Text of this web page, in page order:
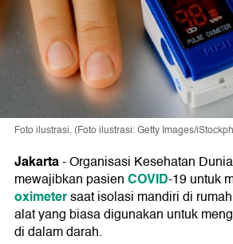
Foto ilustrasi. (Foto ilustrasi: Getty Images/
Jakarta-Organisasi Kesehatan
mewajibkan pasienCOVID-19 untuk
oximetersaat isolasi mandiri di
alat yang biasa digunakan untuk
di dalam darah.